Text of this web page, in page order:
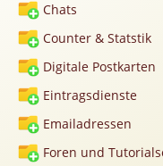
Chats
Counter & Statstik
Digitale Postkarten
Eintragsdienste
Emailadressen
Foren und